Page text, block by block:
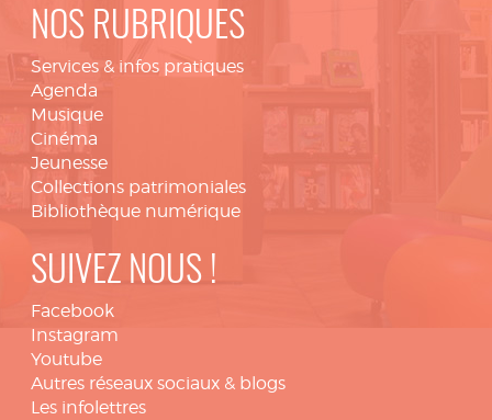
NOS RUBRIQUES
Services & infos pratiques
Agenda
Musique
Cinéma
Jeunesse
Collections patrimoniales
Bibliothèque numérique
SUIVEZ NOUS !
Facebook
Instagram
Youtube
Autres réseaux sociaux & blogs
Les infolettres